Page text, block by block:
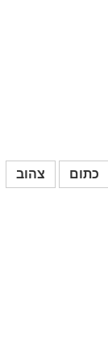
כתום
צהוב